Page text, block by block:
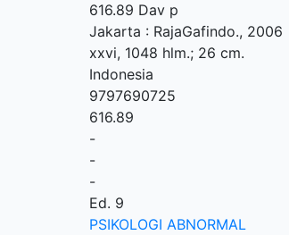
616.89 Dav p
Jakarta : RajaGafindo., 2006
xxvi, 1048 hlm.; 26 cm.
Indonesia
9797690725
616.89
-
-
-
Ed. 9
PSIKOLOGI ABNORMAL